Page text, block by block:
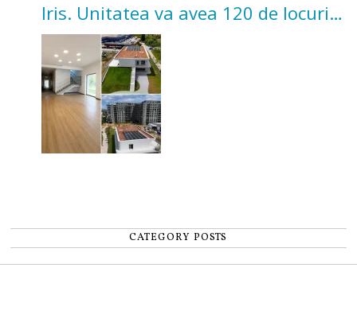
Iris. Unitatea va avea 120 de locuri
pentru copii
CATEGORY POSTS